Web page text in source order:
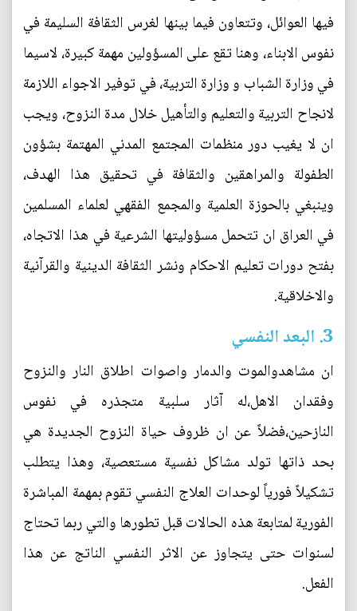
فيها العوائل، وتتعاون فيما بينها لغرس الثقافة السليمة في
نفوس الابناء، وهنا تقع على المسؤولين مهمة كبيرة، لاسيما
في وزارة الشباب و وزارة التربية، في توفير الاجواء اللازمة
لانجاح التربية والتعليم والتأهيل خلال مدة النزوح، ويجب
ان لا يغيب دور منظمات المجتمع المدني المهتمة بشؤون
الطفولة والمراهقين والثقافة في تحقيق هذا الهدف،
وينبغي بالحوزة العلمية والمجمع الفقهي لعلماء المسلمين
في العراق ان تتحمل مسؤوليتها الشرعية في هذا الاتجاه،
بفتح دورات تعليم الاحكام ونشر الثقافة الدينية والقرآنية
والاخلاقية.
3. البعد النفسي
ان مشاهدوالموت والدمار واصوات اطلاق النار والنزوح
وفقدان الاهل،له آثار سلبية متجذره في نفوس
النازحين،فضلاً عن ان ظروف حياة النزوح الجديدة هي
بحد ذاتها تولد مشاكل نفسية مستعصية، وهذا يتطلب
تشكيلاً فورياً لوحدات العلاج النفسي تقوم بمهمة المباشرة
الفورية لمتابعة هذه الحالات قبل تطورها والتي ربما تحتاج
لسنوات حتى يتجاوز عن الاثر النفسي الناتج عن هذا
الفعل.